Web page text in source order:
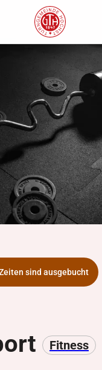
sind ausgebucht
Fitness